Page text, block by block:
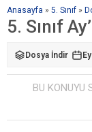
Anasayfa » 5. Sınıf »
5. Sınıf
Dosya İndir
BU KONUYU